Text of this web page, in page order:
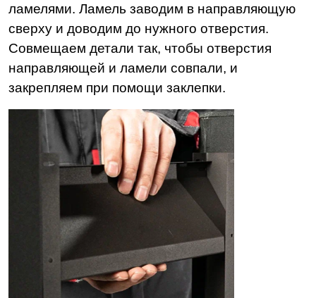
ламелями. Ламель заводим в направляющую
сверху и доводим до нужного отверстия.
Совмещаем детали так, чтобы отверстия
направляющей и ламели совпали, и
закрепляем при помощи заклепки.